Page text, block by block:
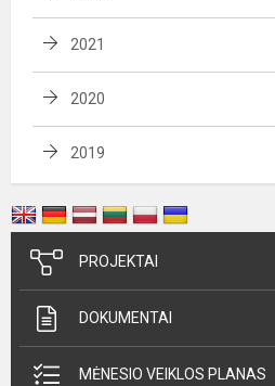
2021
2020
2019
PROJEKTAI
DOKUMENTAI
MĖNESIO VEIKLOS PLANAS